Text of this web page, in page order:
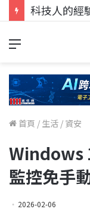
科技人找工
首頁 / 生活 / 資安
Windows
監控免手
2026-02-06